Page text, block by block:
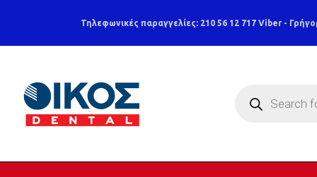
Τηλεφωνικές παραγγελίες: 210 56 12 717 Viber -
search